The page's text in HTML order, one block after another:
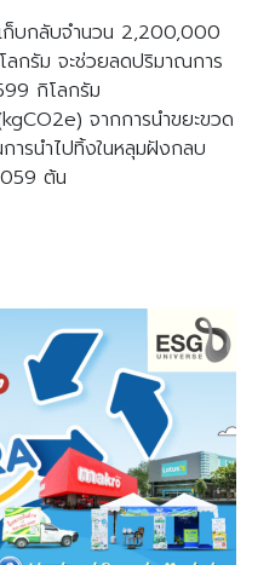
บกลับจำนวน 2,200,000
กรัม จะช่วยลดปริมาณการ
กิโลกรัม
จากการนำขยะขวด
ารนำไปทิ้งในหลุมฝังกลบ
ต้น